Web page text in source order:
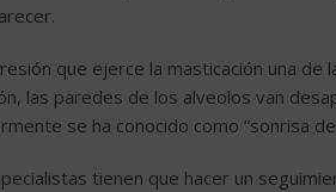
que ejerce la masticación una
las paredes de los alveolos van
se ha conocido como “sonrisa de
tienen que hacer un